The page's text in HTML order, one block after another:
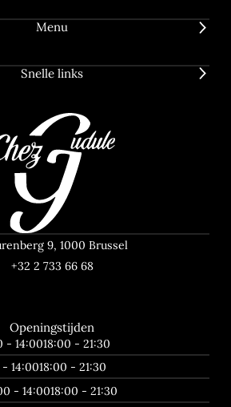
Menu
Snelle links
9, 1000 Brussel
+32 2 733 66 68
Openingstijden
- 14:0018:00 - 21:30
- 14:0018:00 - 21:30
- 14:0018:00 - 21:30